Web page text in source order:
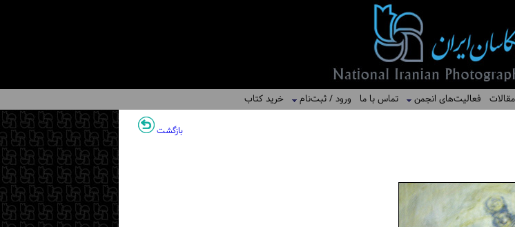
مقالات فعالیت‌های انجمن تماس با ما ورود / ثبت‌نام خرید کتاب
بازگشت